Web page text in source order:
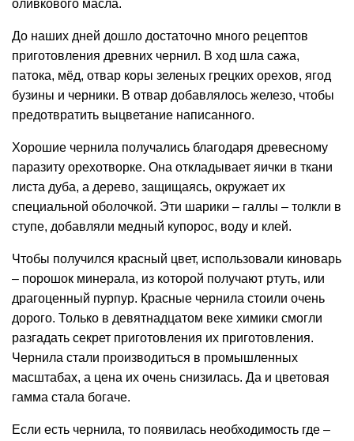
оливкового масла.
До наших дней дошло достаточно много рецептов
приготовления древних чернил. В ход шла сажа,
патока, мёд, отвар коры зеленых грецких орехов, ягод
бузины и черники. В отвар добавлялось железо, чтобы
предотвратить выцветание написанного.
Хорошие чернила получались благодаря древесному
паразиту орехотворке. Она откладывает яички в ткани
листа дуба, а дерево, защищаясь, окружает их
специальной оболочкой. Эти шарики – галлы – толкли в
ступе, добавляли медный купорос, воду и клей.
Чтобы получился красный цвет, использовали киноварь
– порошок минерала, из которой получают ртуть, или
драгоценный пурпур. Красные чернила стоили очень
дорого. Только в девятнадцатом веке химики смогли
разгадать секрет приготовления их приготовления.
Чернила стали производиться в промышленных
масштабах, а цена их очень снизилась. Да и цветовая
гамма стала богаче.
Если есть чернила, то появилась необходимость где –